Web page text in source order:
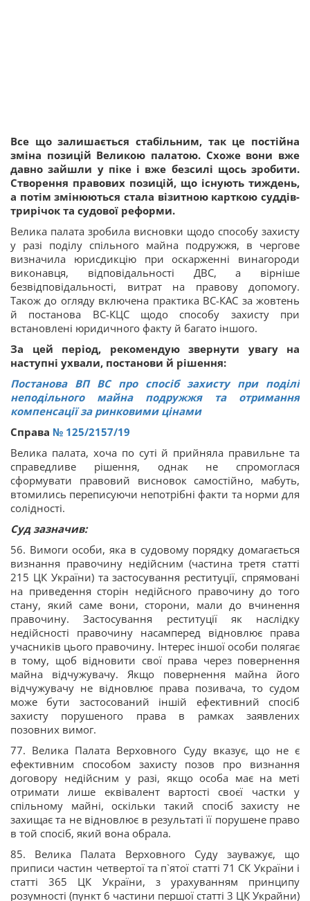
Все що залишається стабільним, так це постійна
зміна позицій Великою палатою. Схоже вони вже
давно зайшли у піке і вже безсилі щось зробити.
Створення правових позицій, що існують тиждень,
а потім змінюються стала візитною карткою суддів-
трирічок та судової реформи.
Велика палата зробила висновки щодо способу захисту
у разі поділу спільного майна подружжя, в чергове
визначила юрисдикцію при оскарженні винагороди
виконавця, відповідальності ДВС, а вірніше
безвідповідальності, витрат на правову допомогу.
Також до огляду включена практика ВС-КАС за жовтень
й постанова ВС-КЦС щодо способу захисту при
встановлені юридичного факту й багато іншого.
За цей період, рекомендую звернути увагу на
наступні ухвали, постанови й рішення:
Постанова ВП ВС про спосіб захисту при поділі
неподільного майна подружжя та отримання
компенсації за ринковими цінами
Справа № 125/2157/19
Велика палата, хоча по суті й прийняла правильне та
справедливе рішення, однак не спромоглася
сформувати правовий висновок самостійно, мабуть,
втомились переписуючи непотрібні факти та норми для
солідності.
Суд зазначив:
56. Вимоги особи, яка в судовому порядку домагається
визнання правочину недійсним (частина третя статті
215 ЦК України) та застосування реституції, спрямовані
на приведення сторін недійсного правочину до того
стану, який саме вони, сторони, мали до вчинення
правочину. Застосування реституції як наслідку
недійсності правочину насамперед відновлює права
учасників цього правочину. Інтерес іншої особи полягає
в тому, щоб відновити свої права через повернення
майна відчужувачу. Якщо повернення майна його
відчужувачу не відновлює права позивача, то судом
може бути застосований іншій ефективний спосіб
захисту порушеного права в рамках заявлених
позовних вимог.
77. Велика Палата Верховного Суду вказує, що не є
ефективним способом захисту позов про визнання
договору недійсним у разі, якщо особа має на меті
отримати лише еквівалент вартості своєї частки у
спільному майні, оскільки такий спосіб захисту не
захищає та не відновлює в результаті її порушене право
в той спосіб, який вона обрала.
85. Велика Палата Верховного Суду зауважує, що
приписи частин четвертої та п`ятої статті 71 СК України і
статті 365 ЦК України, з урахуванням принципу
розумності (пункт 6 частини першої статті 3 ЦК Украйни)